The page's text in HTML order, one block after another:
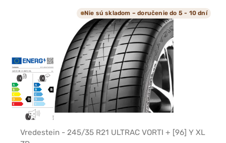
Nie sú skladom – doručenie do 5 - 10 dní
Vredestein - 245/35 R21 ULTRAC VORTI + [96] Y XL